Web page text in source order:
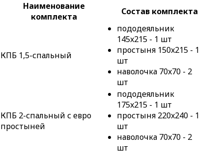
Наименование
комплекта
Состав комплекта
КПБ 1,5-спальный
пододеяльник
145x215 - 1 шт
простыня 150x215 - 1
шт
наволочка 70x70 - 2
шт
КПБ 2-спальный с евро
простыней
пододеяльник
175x215 - 1 шт
простыня 220x240 - 1
шт
наволочка 70x70 - 2
шт